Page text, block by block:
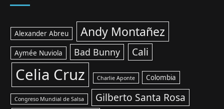
Alexander Abreu Andy Montañez
Aymée Nuviola Bad Bunny Cali
Celia Cruz Charlie Aponte Colombia
Congreso Mundial de Salsa Gilberto Santa Rosa